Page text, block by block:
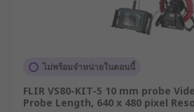
ค้นหาหลักฐานในพื้นที่ที่เข้าถึงย
วิธีเลือกซื้อกล้องงูให้
สมกับการใช้งาน
ควรเลือกกล้องที่มีความละเอียด
ไม่พร้อมจำหน่ายในตอนนี้
FLIR VS80-KIT-5 10 mm probe
Probe Length, 640 x 480 pixel